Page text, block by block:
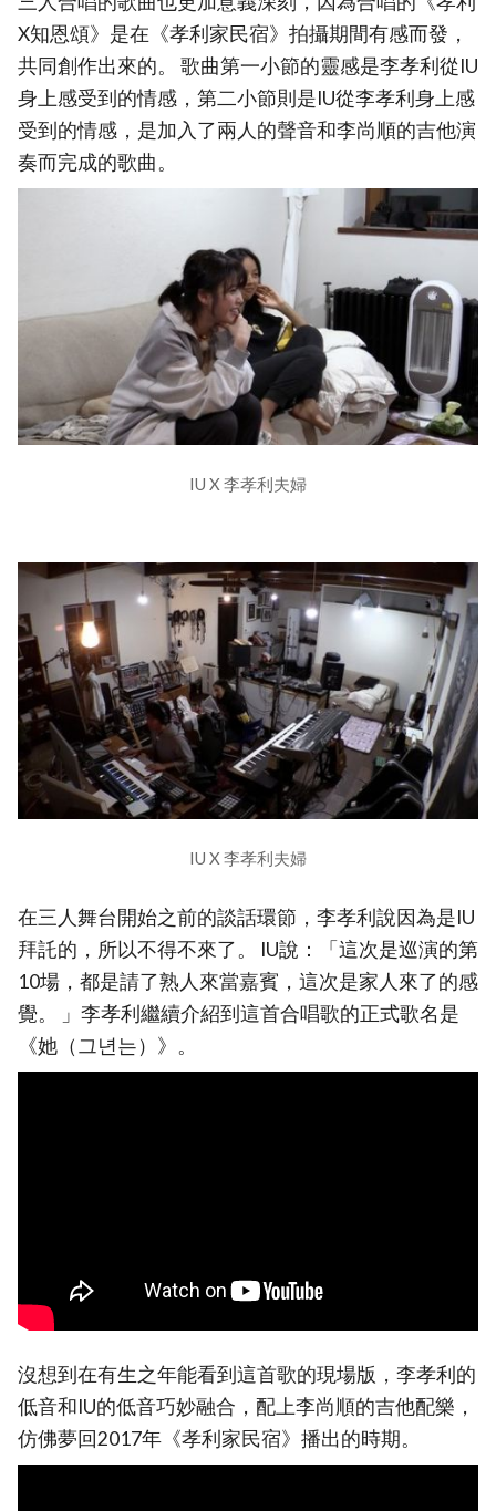
X知恩頌》是在《孝利家民宿》拍攝期間有感而發，
共同創作出來的。 歌曲第一小節的靈感是李孝利從IU
身上感受到的情感，第二小節則是IU從李孝利身上感
受到的情感，是加入了兩人的聲音和李尚順的吉他演
奏而完成的歌曲。
IU X 李孝利夫婦
IU X 李孝利夫婦
在三人舞台開始之前的談話環節，李孝利說因為是IU
拜託的，所以不得不來了。 IU說：「這次是巡演的第
10場，都是請了熟人來當嘉賓，這次是家人來了的感
覺。 」李孝利繼續介紹到這首合唱歌的正式歌名是
《她（그년는）》。
沒想到在有生之年能看到這首歌的現場版，李孝利的
低音和IU的低音巧妙融合，配上李尚順的吉他配樂，
仿佛夢回2017年《孝利家民宿》播出的時期。